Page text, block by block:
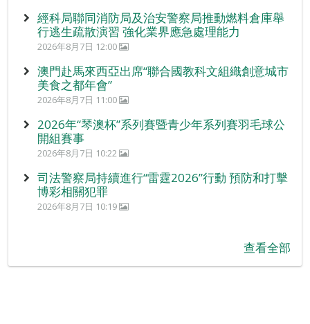
經科局聯同消防局及治安警察局推動燃料倉庫舉
行逃生疏散演習 強化業界應急處理能力
2026年8月7日 12:00
澳門赴馬來西亞出席“聯合國教科文組織創意城市
美食之都年會”
2026年8月7日 11:00
2026年“琴澳杯”系列賽暨青少年系列賽羽毛球公
開組賽事
2026年8月7日 10:22
司法警察局持續進行“雷霆2026”行動 預防和打擊
博彩相關犯罪
2026年8月7日 10:19
查看全部